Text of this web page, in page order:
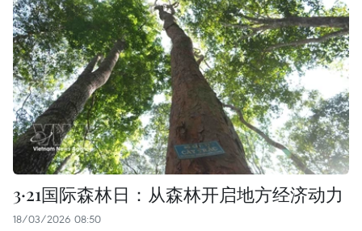
3·21国际森林日：从森林开启地方经济动力
18/03/2026 08:50